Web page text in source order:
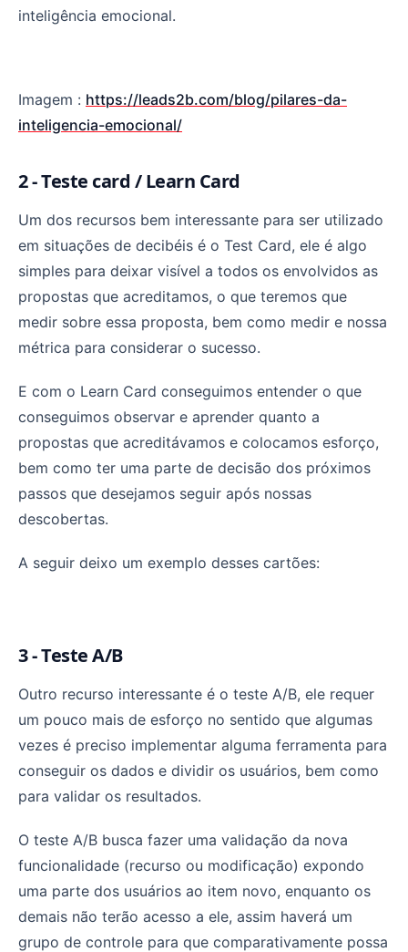
inteligência emocional.
Imagem : https://leads2b.com/blog/pilares-da-
inteligencia-emocional/
2 - Teste card / Learn Card
Um dos recursos bem interessante para ser utilizado
em situações de decibéis é o Test Card, ele é algo
simples para deixar visível a todos os envolvidos as
propostas que acreditamos, o que teremos que
medir sobre essa proposta, bem como medir e nossa
métrica para considerar o sucesso.
E com o Learn Card conseguimos entender o que
conseguimos observar e aprender quanto a
propostas que acreditávamos e colocamos esforço,
bem como ter uma parte de decisão dos próximos
passos que desejamos seguir após nossas
descobertas.
A seguir deixo um exemplo desses cartões:
3 - Teste A/B
Outro recurso interessante é o teste A/B, ele requer
um pouco mais de esforço no sentido que algumas
vezes é preciso implementar alguma ferramenta para
conseguir os dados e dividir os usuários, bem como
para validar os resultados.
O teste A/B busca fazer uma validação da nova
funcionalidade (recurso ou modificação) expondo
uma parte dos usuários ao item novo, enquanto os
demais não terão acesso a ele, assim haverá um
grupo de controle para que comparativamente possa